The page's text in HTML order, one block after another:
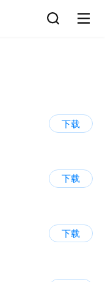
下载
下载
下载